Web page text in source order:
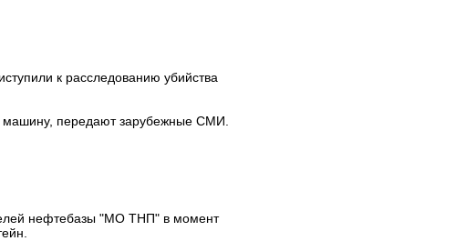
к расследованию убийства
машину, передают зарубежные СМИ.
нефтебазы "МО ТНП" в момент